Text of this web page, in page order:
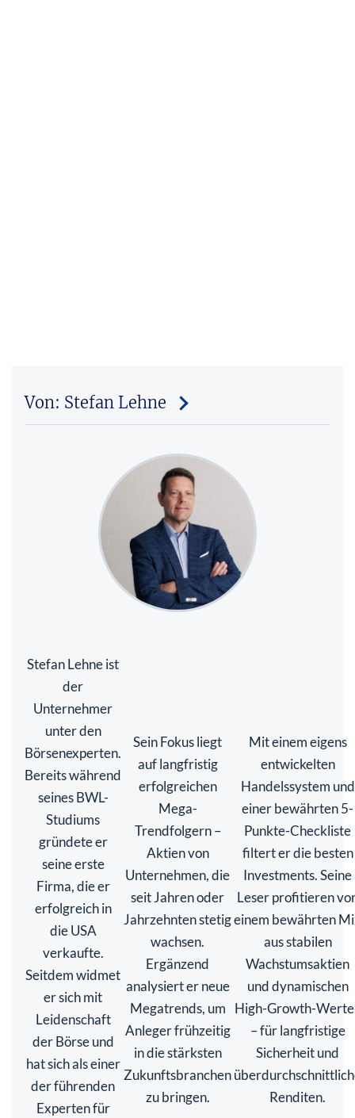
Von: Stefan Lehne
Stefan Lehne ist
der
Unternehmer
unter den
Börsenexperten.
Bereits während
seines BWL-
Studiums
gründete er
seine erste
Firma, die er
erfolgreich in
die USA
verkaufte.
Seitdem widmet
er sich mit
Leidenschaft
der Börse und
hat sich als einer
der führenden
Experten für
Sein Fokus liegt
auf langfristig
erfolgreichen
Mega-
Trendfolgern –
Aktien von
Unternehmen, die
seit Jahren oder
Jahrzehnten stetig
wachsen.
Ergänzend
analysiert er neue
Megatrends, um
Anleger frühzeitig
in die stärksten
Zukunftsbranchen
zu bringen.
Mit einem eigens
entwickelten
Handelssystem und
einer bewährten 5-
Punkte-Checkliste
filtert er die besten
Investments. Seine
Leser profitieren
einem bewährten
aus stabilen
Wachstumsaktien
und dynamischen
High-Growth-
– für langfristige
Sicherheit und
Renditen.